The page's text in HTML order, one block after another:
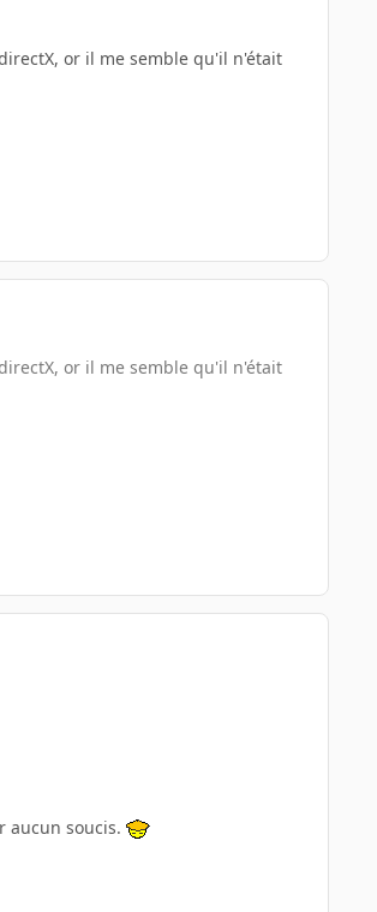
or il me semble qu'il n'était
or il me semble qu'il n'était
aucun soucis.